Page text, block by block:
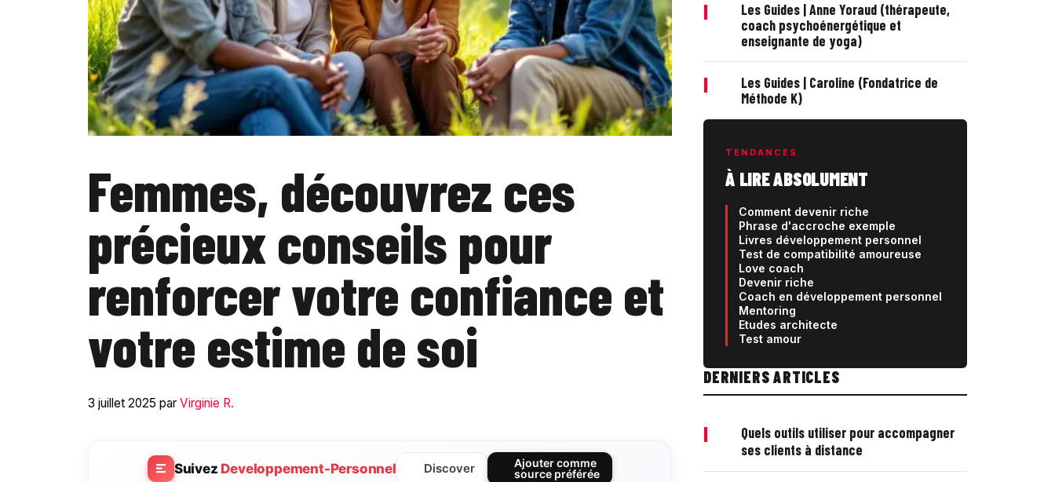
Femmes, découvrez ces
précieux conseils pour
renforcer votre confiance et
votre estime de soi
3 juillet 2025 par Virginie R.
Suivez Developpement-Personnel Discover
Ajouter comme
source préférée
|
Les Guides | Anne Yoraud (thérapeute,
coach psychoénergétique et
enseignante de yoga)
|
Les Guides | Caroline (Fondatrice de
Méthode K)
TENDANCES
À LIRE ABSOLUMENT
Comment devenir riche
Phrase d'accroche exemple
Livres développement personnel
Test de compatibilité amoureuse
Love coach
Devenir riche
Coach en développement personnel
Mentoring
Etudes architecte
Test amour
DERNIERS ARTICLES
|
Quels outils utiliser pour accompagner
ses clients à distance